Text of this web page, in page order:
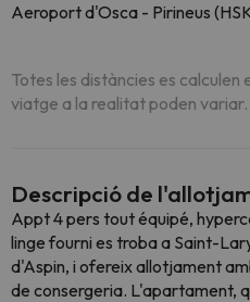
Aeroport d'Osca - Pirineus
Totes les distàncies es calculen
viatge a la realitat poden variar.
Descripció de
Appt 4 pers tout équipé,
linge fourni es troba a Saint-
d'Aspin, i ofereix allotjament
de consergeria. L'apartament,